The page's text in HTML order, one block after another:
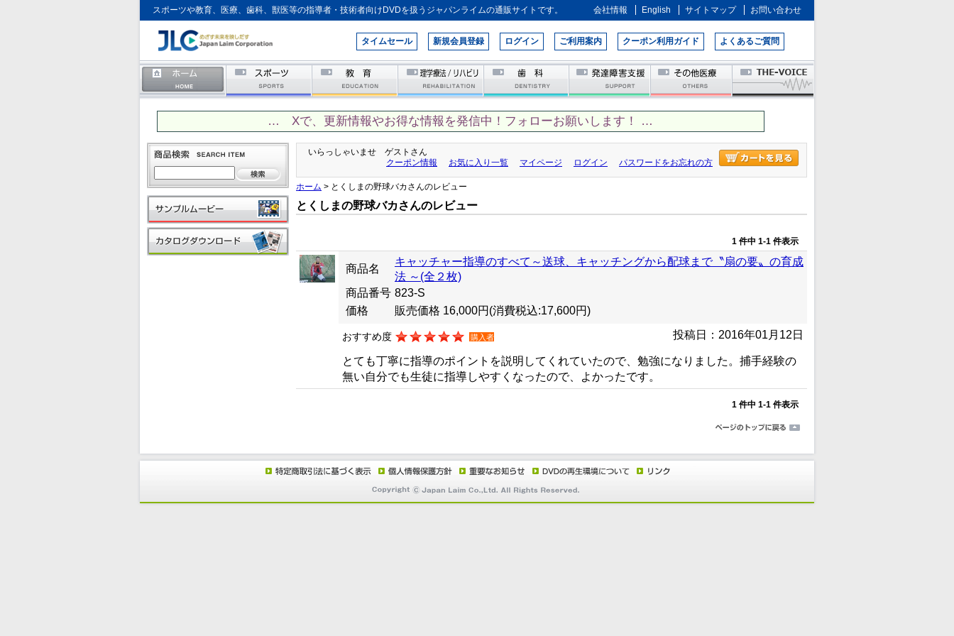
スポーツや教育、医療、歯科、獣医等の指導者・技術者向けDVDを扱うジャパンライムの通販サイトです。 会社情報 English サイトマップ お問い合わせ
タイムセール 新規会員登録 ログイン ご利用案内 クーポン利用ガイド よくあるご質問
… Xで、更新情報やお得な情報を発信中！フォローお願いします！ …
いらっしゃいませ ゲストさん
クーポン情報
お気に入り一覧 マイページ ログイン パスワードをお忘れの方
ホーム > とくしまの野球バカさんのレビュー
とくしまの野球バカさんのレビュー
1 件中 1-1 件表示
商品名
キャッチャー指導のすべて～送球、キャッチングから配球まで〝扇の要〟の育成
法 ～(全２枚)
商品番号 823-S
価格
販売価格 16,000円 (消費税込:17,600円)
投稿日：2016年01月12日
おすすめ度 購入者
とても丁寧に指導のポイントを説明してくれていたので、勉強になりました。捕手経験の
無い自分でも生徒に指導しやすくなったので、よかったです。
1 件中 1-1 件表示